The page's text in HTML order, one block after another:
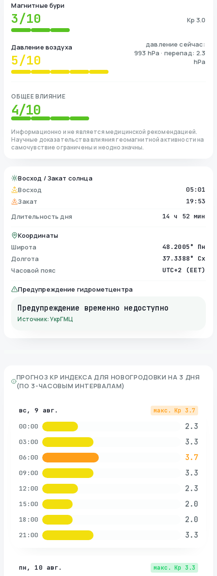
Магнитные бури
3/10 Kp 3.0
Давление воздуха
5/10
давление сейчас:
993 hPa · перепад: 2.3
hPa
ОБЩЕЕ ВЛИЯНИЕ
4/10
Информационно и не является медицинской рекомендацией.
Научные доказательства влияния геомагнитной активности на
самочувствие ограничены и неоднозначны.
Восход / Закат солнца
Восход
05:01
Закат 19:53
Длительность дня 14 ч 52 мин
Координаты
Широта
48.2005° Пн
Долгота 37.3388° Сх
Часовой пояс UTC+2 (EET)
Предупреждение гидрометцентра
Предупреждение временно недоступно
Источник: УкрГМЦ
ПРОГНОЗ KP ИНДЕКСА ДЛЯ НОВОГРОДОВКИ НА 3 ДНЯ
(ПО 3-ЧАСОВЫМ ИНТЕРВАЛАМ)
вс, 9 авг. макс. Kp 3.7
00:00 2.3
03:00 3.3
06:00 3.7
09:00 3.3
12:00 2.3
15:00 2.0
18:00 2.0
21:00 3.3
пн, 10 авг. макс. Kp 3.3